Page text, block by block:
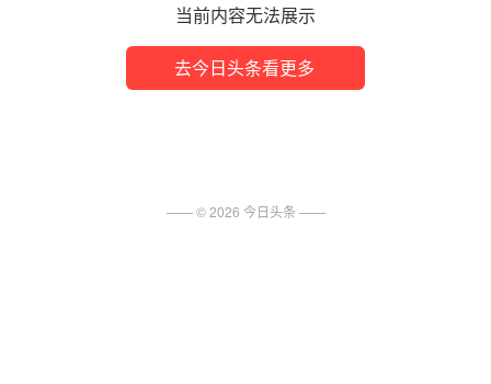
当前内容无法展示
去今日头条看更多
—— ©2026 今日头条 ——